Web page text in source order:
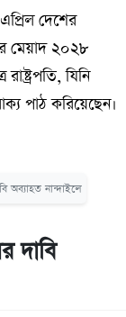
দেশের
মেয়াদ ২০২৮
যিনি
পাঠ করিয়েছেন।
অব্যাহত নান্দাইলে
দাবি